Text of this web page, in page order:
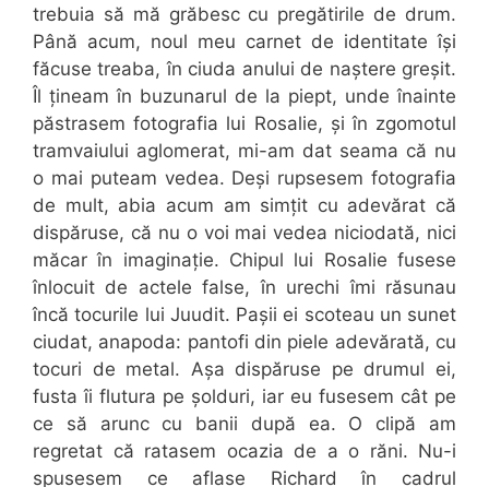
trebuia să mă grăbesc cu pregătirile de drum.
Până acum, noul meu carnet de identitate își
făcuse treaba, în ciuda anului de naștere greșit.
Îl țineam în buzunarul de la piept, unde înainte
păstrasem fotografia lui Rosalie, și în zgomotul
tramvaiului aglomerat, mi-am dat seama că nu
o mai puteam vedea. Deși rupsesem fotografia
de mult, abia acum am simțit cu adevărat că
dispăruse, că nu o voi mai vedea niciodată, nici
măcar în imaginație. Chipul lui Rosalie fusese
înlocuit de actele false, în urechi îmi răsunau
încă tocurile lui Juudit. Pașii ei scoteau un sunet
ciudat, anapoda: pantofi din piele adevărată, cu
tocuri de metal. Așa dispăruse pe drumul ei,
fusta îi flutura pe șolduri, iar eu fusesem cât pe
ce să arunc cu banii după ea. O clipă am
regretat că ratasem ocazia de a o răni. Nu-i
spusesem ce aflase Richard în cadrul